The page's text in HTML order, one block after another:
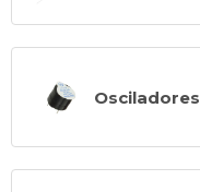
Osciladores